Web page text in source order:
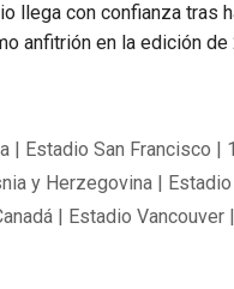
llega con confianza tras
anfitrión en la edición de
| Estadio San Francisco |
y Herzegovina |
| Estadio Vancouver